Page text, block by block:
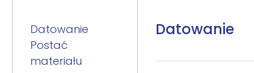
Datowanie
Postać
materiału
Datowanie